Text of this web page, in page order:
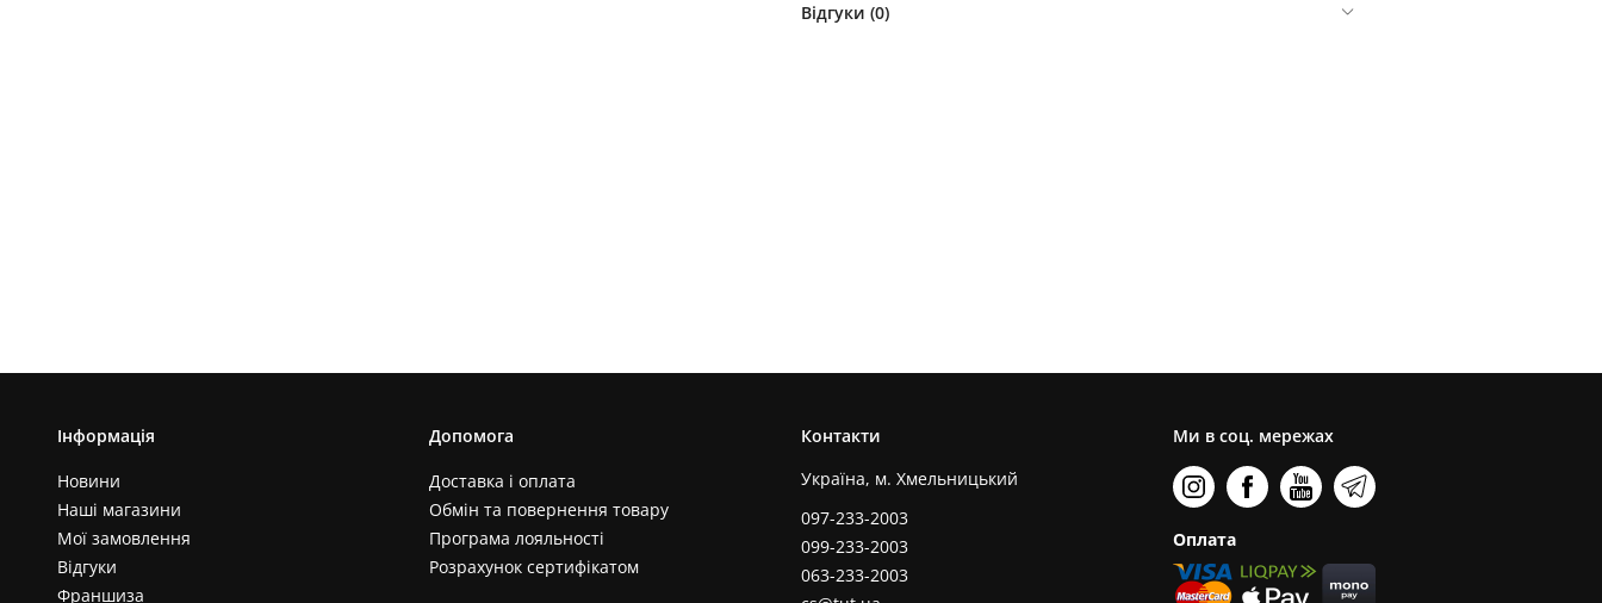
Відгуки (0)
Інформація
Новини
Наші магазини
Мої замовлення
Відгуки
Франшиза
Допомога
Доставка і оплата
Обмін та повернення товару
Програма лояльності
Розрахунок сертифікатом
Контакти
Україна, м. Хмельницький
097-233-2003
099-233-2003
063-233-2003
Ми в соц. мережах
Оплата